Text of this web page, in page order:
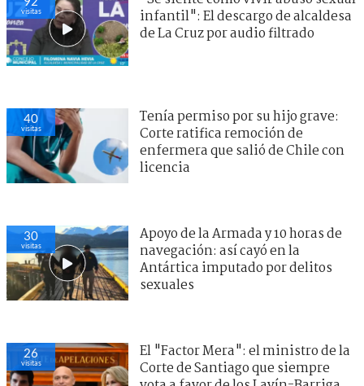
visitas
infantil": El descargo de alcaldesa
de La Cruz por audio filtrado
40
visitas
Tenía permiso por su hijo grave:
Corte ratifica remoción de
enfermera que salió de Chile con
licencia
30
visitas
Apoyo de la Armada y 10 horas de
navegación: así cayó en la
Antártica imputado por delitos
sexuales
26
visitas
El "Factor Mera": el ministro de la
Corte de Santiago que siempre